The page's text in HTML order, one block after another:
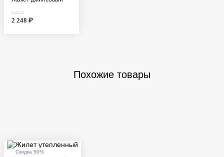
8 990 ₽
2 248 ₽
Похожие товары
Скидка 50%